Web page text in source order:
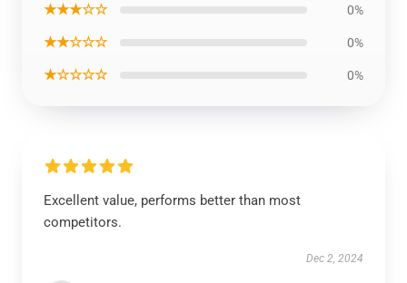
★★★☆☆ 0%
★★☆☆☆ 0%
★☆☆☆☆ 0%
Excellent value, performs better than most
competitors.
Dec 2, 2024